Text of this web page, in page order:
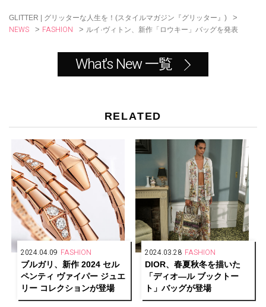
GLITTER | グリッターな人生を！(スタイルマガジン『グリッター』) >
NEWS > FASHION > ルイ·ヴィトン、新作「ロウキー」バッグを発表
What's New 一覧
RELATED
2024.04.09 FASHION
ブルガリ、新作 2024 セル
ペンティ ヴァイパー ジュエ
リー コレクションが登場
2024.03.28 FASHION
DIOR、春夏秋冬を描いた
「ディオ―ル ブックトー
ト」バッグが登場